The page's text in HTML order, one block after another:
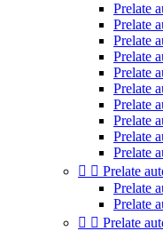
Prelate
Prelate
Prelate
Prelate
Prelate
Prelate
Prelate
Prelate
Prelate
Prelate
  Prelate
Prelate
Prelate
  Prelate